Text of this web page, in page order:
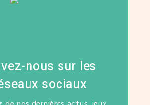
nous sur les
sociaux